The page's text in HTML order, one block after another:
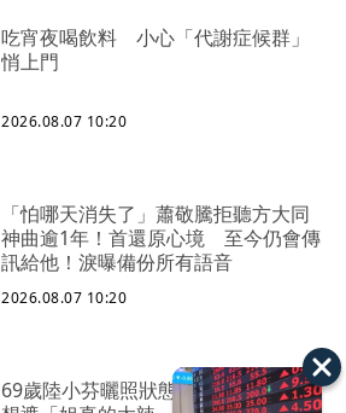
吃宵夜喝飲料 小心「代謝症候群」
悄上門
2026.08.07 10:20
「怕哪天消失了」蕭敬騰拒聽方大同
神曲逾1年！首還原心境 至今仍會傳
訊給他！淚曝備份所有語音
2026.08.07 10:20
69歲陸小芬曬照狀態驚艷四方 性感不